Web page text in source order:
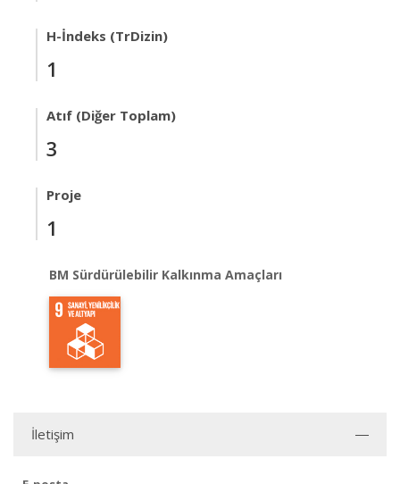
H-İndeks (TrDizin)
1
Atıf (Diğer Toplam)
3
Proje
1
BM Sürdürülebilir Kalkınma Amaçları
İletişim